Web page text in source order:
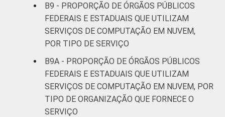
B9 - PROPORÇÃO DE ÓRGÃOS PÚBLICOS
FEDERAIS E ESTADUAIS QUE UTILIZAM
SERVIÇOS DE COMPUTAÇÃO EM NUVEM,
POR TIPO DE SERVIÇO
B9A - PROPORÇÃO DE ÓRGÃOS PÚBLICOS
FEDERAIS E ESTADUAIS QUE UTILIZAM
SERVIÇOS DE COMPUTAÇÃO EM NUVEM, POR
TIPO DE ORGANIZAÇÃO QUE FORNECE O
SERVIÇO